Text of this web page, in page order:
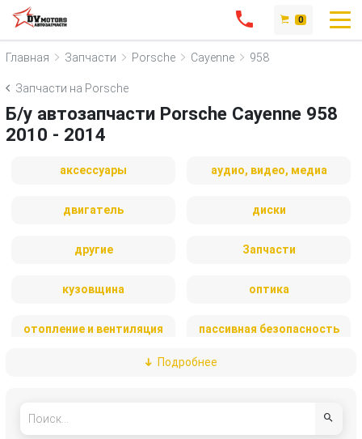
0
Главная Запчасти Porsche Cayenne 958
Запчасти на Porsche
Б/у автозапчасти Porsche Cayenne 958
2010 - 2014
аксессуары аудио, видео, медиа
двигатель диски
другие Запчасти
кузовщина оптика
отопление и вентиляция пассивная безопасность
рулевое управление
Подробнее